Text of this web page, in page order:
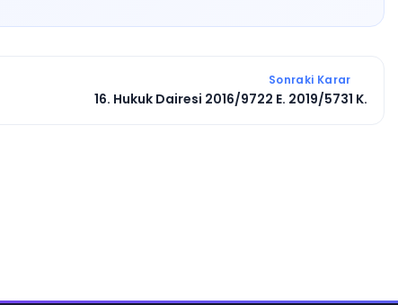
Sonraki Karar
16. Hukuk Dairesi 2016/9722 E. 2019/5731 K.